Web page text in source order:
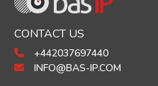
CONTACT US
+442037697440
INFO@BAS-IP.COM